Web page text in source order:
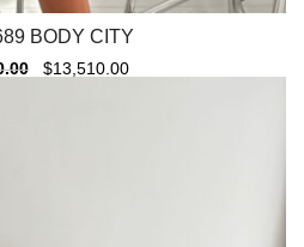
BODY CITY
$13,510.00